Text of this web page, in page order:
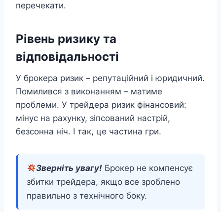
перечекати.
Рівень ризику та
відповідальності
У брокера ризик – репутаційний і юридичний.
Помилився з виконанням – матиме
проблеми. У трейдера ризик фінансовий:
мінус на рахунку, зіпсований настрій,
безсонна ніч. І так, це частина гри.
Зверніть увагу! Брокер не компенсує
збитки трейдера, якщо все зроблено
правильно з технічного боку.